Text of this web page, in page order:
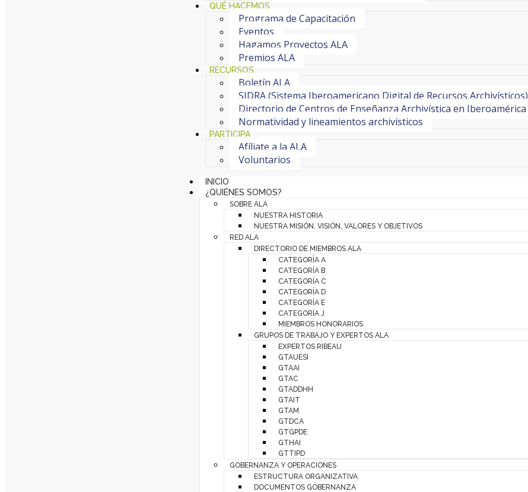
QUÉ HACEMOS
Programa de Capacitación
Eventos
Hagamos Proyectos ALA
Premios ALA
RECURSOS
Boletín ALA
SIDRA (Sistema Iberoamericano Digital de Recursos Archivísticos)
Directorio de Centros de Enseñanza Archivística en Iberoamérica
Normatividad y lineamientos archivísticos
PARTICIPA
Afíliate a la ALA
Voluntarios
INICIO
¿QUIÉNES SOMOS?
SOBRE ALA
NUESTRA HISTORIA
NUESTRA MISIÓN, VISIÓN, VALORES Y OBJETIVOS
RED ALA
DIRECTORIO DE MIEMBROS ALA
CATEGORÍA A
CATEGORÍA B
CATEGORÍA C
CATEGORÍA D
CATEGORÍA E
CATEGORÍA J
MIEMBROS HONORARIOS
GRUPOS DE TRABAJO Y EXPERTOS ALA
EXPERTOS RIBEAU
GTAUESI
GTAAI
GTAC
GTADDHH
GTAIT
GTAM
GTDCA
GTGPDE
GTHAI
GTTIPD
GOBERNANZA Y OPERACIONES
ESTRUCTURA ORGANIZATIVA
DOCUMENTOS GOBERNANZA